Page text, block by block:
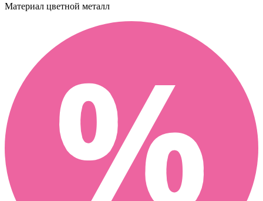
Материал цветной металл